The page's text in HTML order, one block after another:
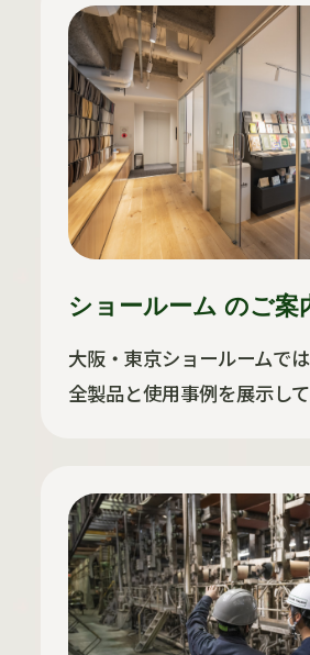
ショールーム のご案
大阪・東京ショールームで
全製品と使用事例を展示し